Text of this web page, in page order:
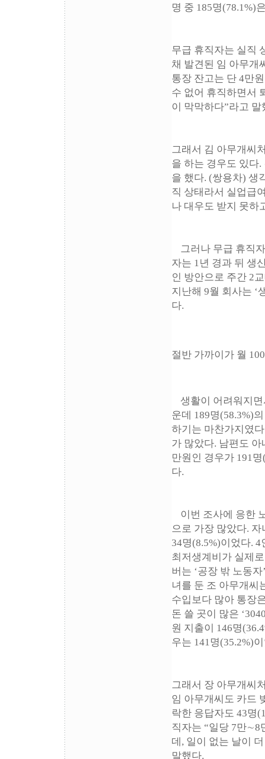
명 중 185명(78.1%)
무급 휴직자는 실직
채 발견된 임 아무개
통장 잔고는 단 4만
수 없어 휴직하면서
이 막막하다”라고 말
그래서 김 아무개씨
을 하는 경우도 있다
을 했다. (쌍용차) 생
직 상태라서 실업급
나 대우도 받지 못하
그러나 무급 휴직
자는 1년 경과 뒤 생
인 방안으로 주간 2
지난해 9월 회사는 ‘
다.
절반 가까이가 월
생활이 어려워지
운데 189명(58.3%)
하기는 마찬가지였
가 많았다. 남편도
만원인 경우가 191
다.
이번 조사에 응한
으로 가장 많았다.
34명(8.5%)이었다.
최저생계비가 실제
버는 ‘공장 밖 노동
녀를 둔 조 아무개씨
수입보다 많아 통장
돈 쓸 곳이 많은
원 지출이 146명
우는 141명(35.2%)
그래서 장 아무개씨
임 아무개씨도 카드
락한 응답자도 43명
직자는 “일당 7만∼8
데, 일이 없는 날이
말했다.